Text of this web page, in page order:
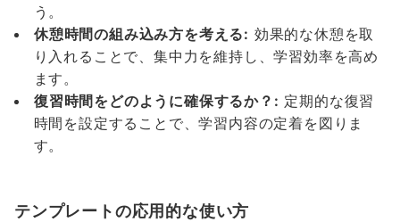
う。
休憩時間の組み込み方を考える: 効果的な休憩を取
り入れることで、集中力を維持し、学習効率を高め
ます。
復習時間をどのように確保するか？: 定期的な復習
時間を設定することで、学習内容の定着を図りま
す。
テンプレートの応用的な使い方